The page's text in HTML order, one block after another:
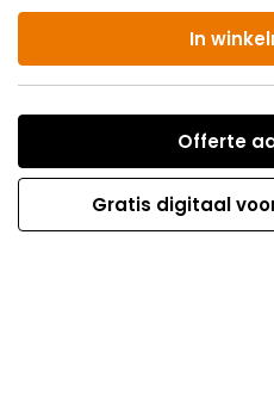
In
Offerte
Gratis digitaal